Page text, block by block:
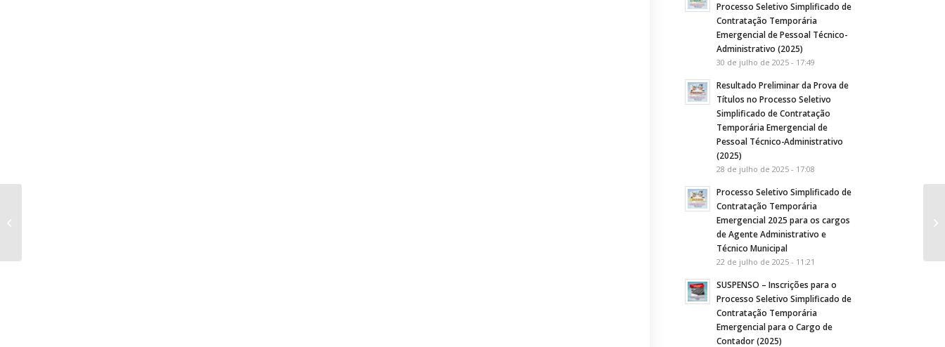
Processo Seletivo Simplificado de
Contratação Temporária
Emergencial de Pessoal Técnico-
Administrativo (2025)
30 de julho de 2025 - 17:49
Resultado Preliminar da Prova de
Títulos no Processo Seletivo
Simplificado de Contratação
Temporária Emergencial de
Pessoal Técnico-Administrativo
(2025)
28 de julho de 2025 - 17:08
Processo Seletivo Simplificado de
Contratação Temporária
Emergencial 2025 para os cargos
de Agente Administrativo e
Técnico Municipal
22 de julho de 2025 - 11:21
SUSPENSO – Inscrições para o
Processo Seletivo Simplificado de
Contratação Temporária
Emergencial para o Cargo de
Contador (2025)